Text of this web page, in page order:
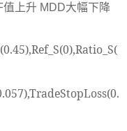
上升 MDD大幅下降